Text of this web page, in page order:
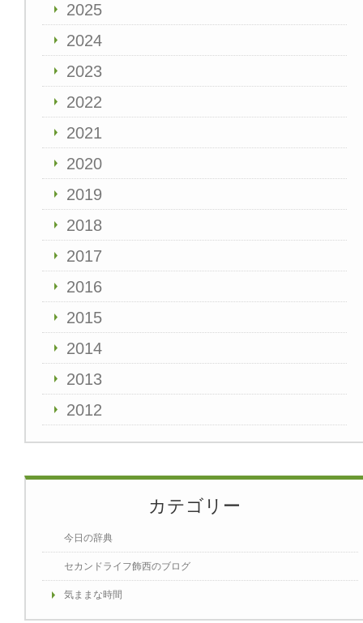
2025
2024
2023
2022
2021
2020
2019
2018
2017
2016
2015
2014
2013
2012
カテゴリー
今日の辞典
セカンドライフ飾西のブログ
気ままな時間